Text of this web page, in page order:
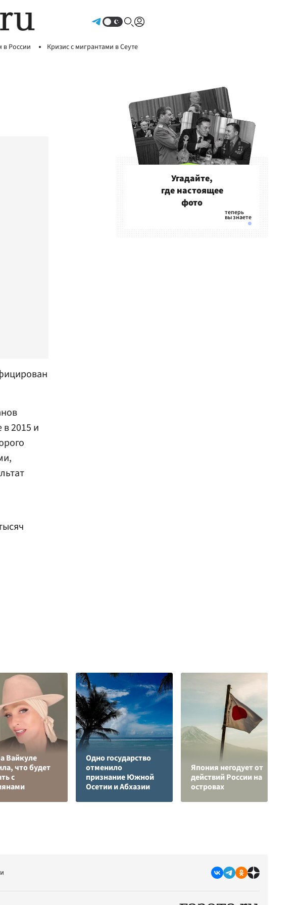
России Кризис с мигрантами в Сеуте
2015 и
Угадайте,
где настоящее
фото
Вайкуле
что будет
с
Одно государство
отменило
признание Южной
Осетии и Абхазии
Япония негодует от
действий России на
островах